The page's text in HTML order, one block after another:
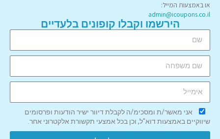
או באמצעות המייל:
admin@icoupons.co.il
הירשמו וקבלו קופונים בלעדיים
אני מאשר/ת ומסכימ/ה לקבלת דיוור ישיר הודעות ופרסומים
שיווקיים באמצעות דוא"ל, וכן בכל אמצעי תקשורת אלקטרוני אחר.